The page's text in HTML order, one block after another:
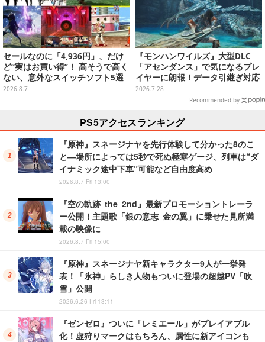
セールなのに「4,936円」、だけ
ど“実はお買い得”！ 高そうで高く
ない、意外なスイッチソフト5選
2026.8.7
『モンハンワイルズ』大型DLC
「アセンダンス」で気になるプレ
イヤーに朗報！データ引継ぎ対応
の「序盤体験版」が配信決定
2026.7.28
Recommended by
PS5アクセスランキング
『原神』スネージナヤを先行体験して分かった8のこ
と―場所によっては5秒で死ぬ極寒ゲージ、列車は“ダ
イナミック途中下車”可能など自由度高め
2026.8.7 Fri 13:00
『空の軌跡 the 2nd』最新プロモーショントレーラ
ー公開！主題歌「銀の意志 金の翼」に乗せた見所満
載の映像に
2026.8.7 Fri 15:00
『原神』スネージナヤ新キャラクター9人が一挙発
表！「氷神」らしき人物もついに登場の超越PV「吹
雪」公開
2026.6.26 Fri 13:11
『ゼンゼロ』ついに「レミエール」がプレイアブル
化！虚狩りマークはもちろん、属性に新アイコンも